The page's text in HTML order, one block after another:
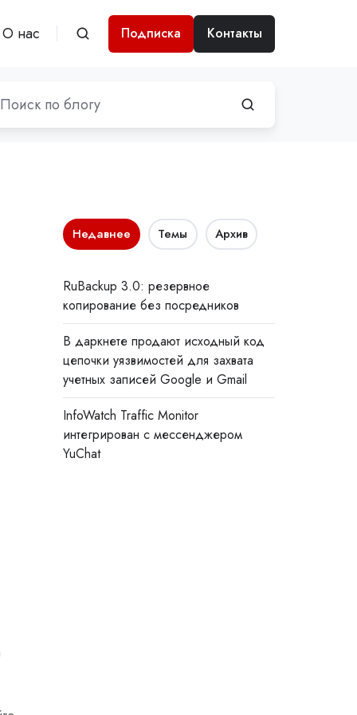
О нас Подписка Контакты
Недавнее Темы Архив
RuBackup 3.0: резервное
копирование без посредников
В даркнете продают исходный код
цепочки уязвимостей для захвата
учетных записей Google и Gmail
InfoWatch Traffic Monitor
интегрирован с мессенджером
YuChat